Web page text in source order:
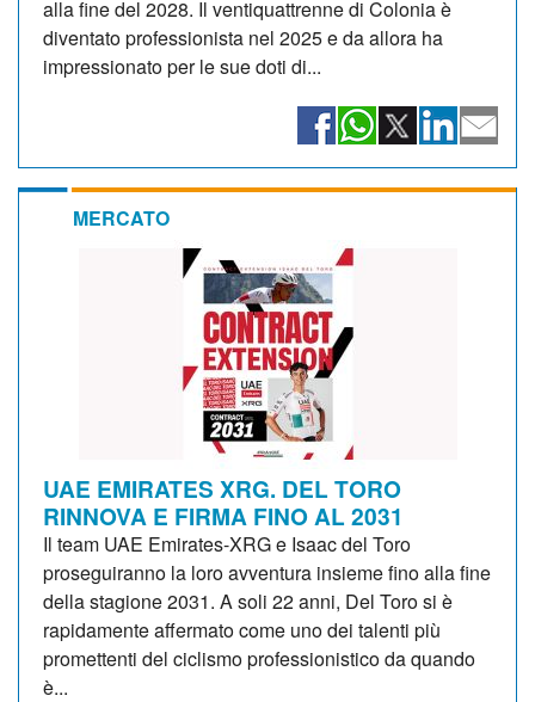
alla fine del 2028. Il ventiquattrenne di Colonia è
diventato professionista nel 2025 e da allora ha
impressionato per le sue doti di...
MERCATO
UAE EMIRATES XRG. DEL TORO
RINNOVA E FIRMA FINO AL 2031
Il team UAE Emirates-XRG e Isaac del Toro
proseguiranno la loro avventura insieme fino alla fine
della stagione 2031. A soli 22 anni, Del Toro si è
rapidamente affermato come uno dei talenti più
promettenti del ciclismo professionistico da quando
è...